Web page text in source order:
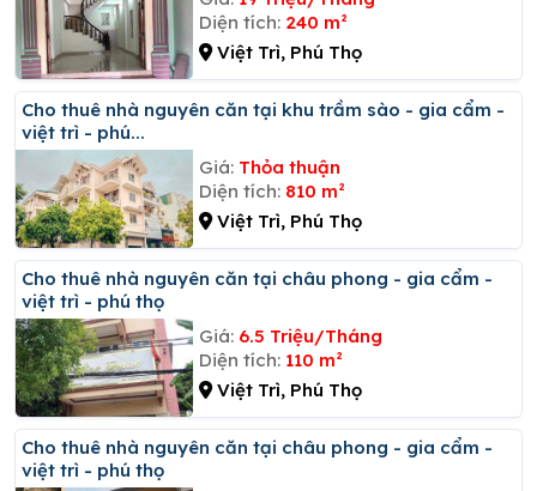
Diện tích: 240 m²
Việt Trì, Phú Thọ
Cho thuê nhà nguyên căn tại khu trầm sào - gia cẩm -
việt trì - phú...
Giá: Thỏa thuận
Diện tích: 810 m²
Việt Trì, Phú Thọ
Cho thuê nhà nguyên căn tại châu phong - gia cẩm -
việt trì - phú thọ
Giá: 6.5 Triệu/Tháng
Diện tích: 110 m²
Việt Trì, Phú Thọ
Cho thuê nhà nguyên căn tại châu phong - gia cẩm -
việt trì - phú thọ